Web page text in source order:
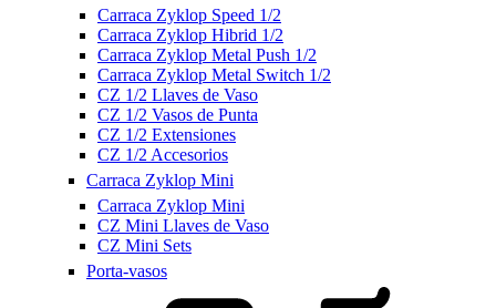
Carraca Zyklop Speed 1/2
Carraca Zyklop Hibrid 1/2
Carraca Zyklop Metal Push 1/2
Carraca Zyklop Metal Switch 1/2
CZ 1/2 Llaves de Vaso
CZ 1/2 Vasos de Punta
CZ 1/2 Extensiones
CZ 1/2 Accesorios
Carraca Zyklop Mini
Carraca Zyklop Mini
CZ Mini Llaves de Vaso
CZ Mini Sets
Porta-vasos